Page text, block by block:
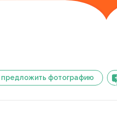
предложить фотографию